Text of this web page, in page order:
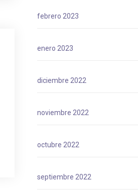
febrero 2023
enero 2023
diciembre 2022
noviembre 2022
octubre 2022
septiembre 2022